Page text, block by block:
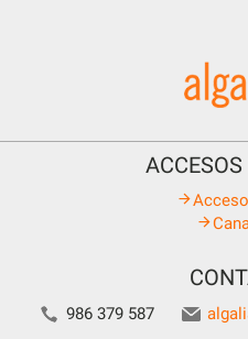
986 379 587